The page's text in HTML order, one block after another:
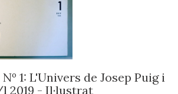
1: L'Univers de Josep Puig i
2019 - Il·lustrat